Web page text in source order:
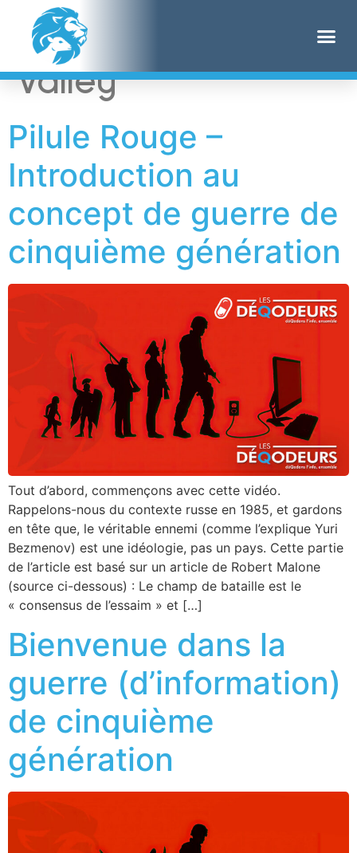
Étiquette :
Valley
Pilule Rouge –
Introduction au
concept de guerre de
cinquième génération
Tout d’abord, commençons avec cette vidéo.
Rappelons-nous du contexte russe en 1985, et gardons
en tête que, le véritable ennemi (comme l’explique Yuri
Bezmenov) est une idéologie, pas un pays. Cette partie
de l’article est basé sur un article de Robert Malone
(source ci-dessous) : Le champ de bataille est le
« consensus de l’essaim » et […]
Bienvenue dans la
guerre (d’information)
de cinquième
génération